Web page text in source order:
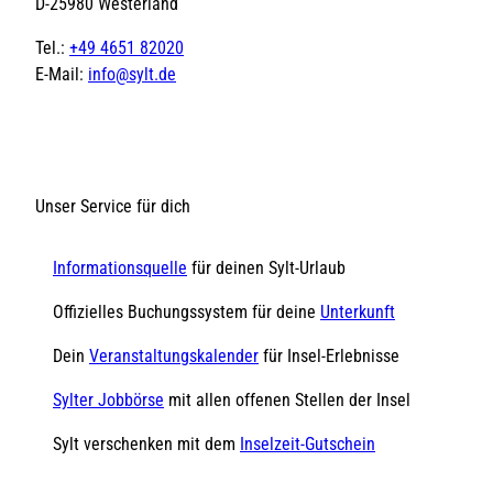
Tel.: +49 4651 82020
E-Mail: info@sylt.de
Unser Service für dich
Informationsquelle für deinen Sylt-Urlaub
Offizielles Buchungssystem für deine Unterkunft
Dein Veranstaltungskalender für Insel-Erlebnisse
Sylter Jobbörse mit allen offenen Stellen der Insel
Sylt verschenken mit dem Inselzeit-Gutschein